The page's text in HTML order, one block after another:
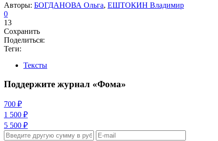
Авторы: БОГДАНОВА Ольга, ЕШТОКИН Владимир
0
13
Сохранить
Поделиться:
Теги:
Тексты
Поддержите журнал «Фома»
700 ₽
1 500 ₽
5 500 ₽